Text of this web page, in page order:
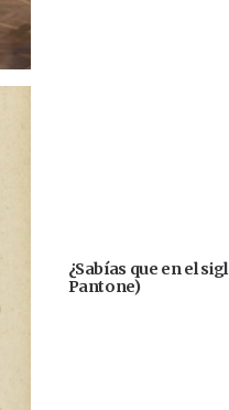
¿Sabías que en el
Pantone)